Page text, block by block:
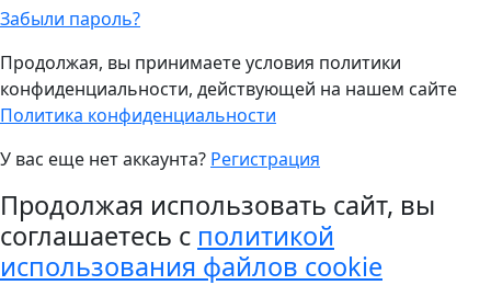
Забыли пароль?
Продолжая, вы принимаете условия политики
конфиденциальности, действующей на нашем сайте
Политика конфиденциальности
У вас еще нет аккаунта? Регистрация
Продолжая использовать сайт, вы
соглашаетесь с политикой
использования файлов cookie